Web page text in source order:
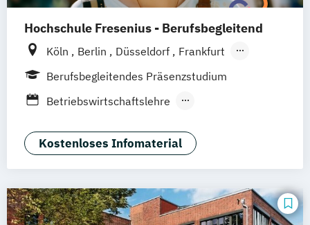
Public Relations und Kommunikation
Social Media
Hochschule Fresenius - Berufsbegleitend
Köln Berlin Düsseldorf
Frankfurt
Hamburg
Idstein München
Wiesbaden
Hannover
Dortmund Erfurt
Braunschweig
Berufsbegleitendes Präsenzstudium
Betriebswirtschaftslehre
Marketing
Kostenloses Infomaterial